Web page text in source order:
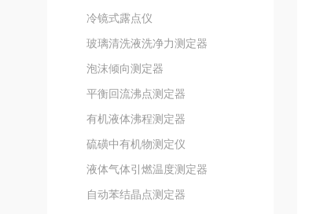
冷镜式露点仪
玻璃清洗液洗净力测定器
泡沫倾向测定器
平衡回流沸点测定器
有机液体沸程测定器
硫磺中有机物测定仪
液体气体引燃温度测定器
自动苯结晶点测定器